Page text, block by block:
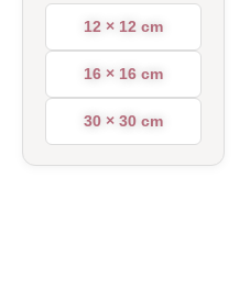
12 × 12 cm
16 × 16 cm
30 × 30 cm